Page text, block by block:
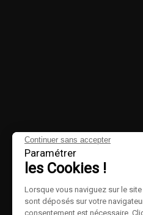
Continuer sans accepter
Paramétrer
les Cookies !
Lorsque vous naviguez sur le
sont déposés sur votre
consentement est nécessaire.